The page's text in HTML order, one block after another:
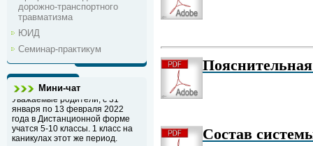
дорожно-транспортного
травматизма
ЮИД
Семинар-практикум
Мини-чат
Состав